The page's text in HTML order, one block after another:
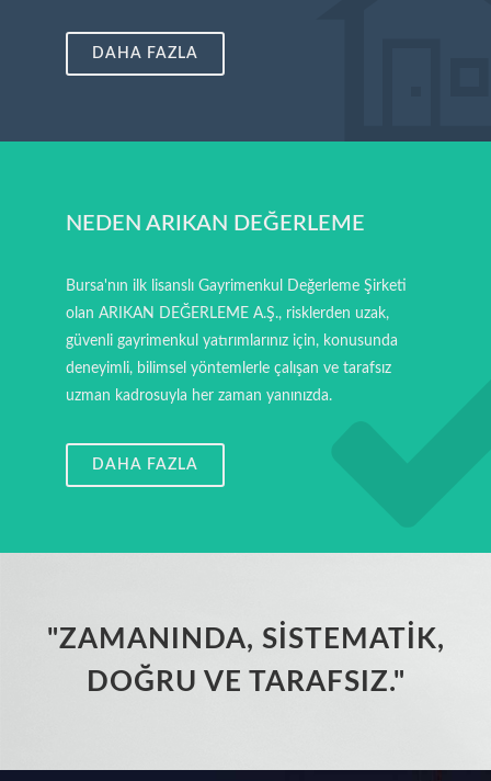
DAHA FAZLA
NEDEN ARIKAN DEĞERLEME
Bursa'nın ilk lisanslı Gayrimenkul Değerleme Şirketi
olan ARIKAN DEĞERLEME A.Ş., risklerden uzak,
güvenli gayrimenkul yatırımlarınız için, konusunda
deneyimli, bilimsel yöntemlerle çalışan ve tarafsız
uzman kadrosuyla her zaman yanınızda.
DAHA FAZLA
"ZAMANINDA, SİSTEMATİK,
DOĞRU VE TARAFSIZ."